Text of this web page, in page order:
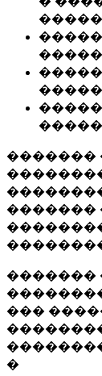
�������
�������
�������
���
�